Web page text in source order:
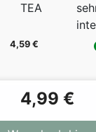
4,99 €
TEA
4,59 €